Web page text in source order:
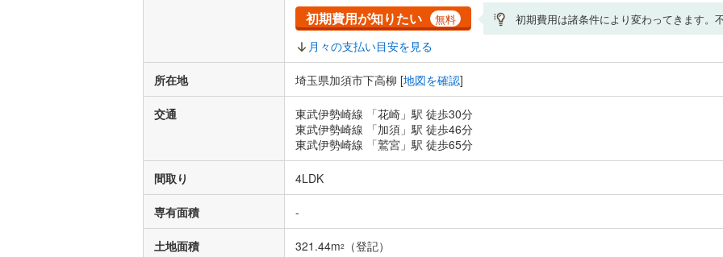
初期費用が知りたい
無料 初期費用は諸条件により変わってきます。
月々の支払い目安を見る
所在地 埼玉県加須市下高柳 [地図を確認]
交通
東武伊勢崎線 「花崎」駅 徒歩30分
東武伊勢崎線 「加須」駅 徒歩46分
東武伊勢崎線 「鷲宮」駅 徒歩65分
間取り 4LDK
専有面積 -
土地面積 321.44m2 （登記）